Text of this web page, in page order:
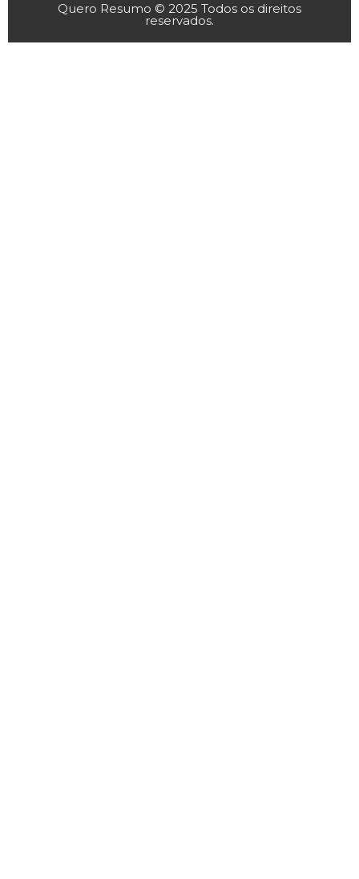
Quero Resumo © 2025 Todos os direitos
reservados.